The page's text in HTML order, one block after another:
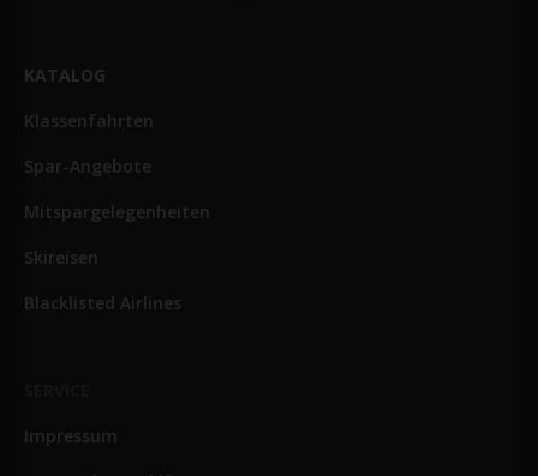
KATALOG
Klassenfahrten
Spar-Angebote
Mitspargelegenheiten
Skireisen
Blacklisted Airlines
Impressum